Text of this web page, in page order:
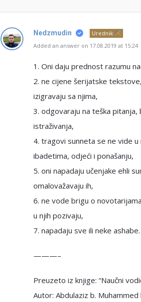
Nedzmudin
Urednik
Added an answer on 17.08.2019 at 15:24
1. Oni daju prednost razumu
2. ne cijene šerijatske
izigravaju sa njima,
3. odgovaraju na teška pitanja,
istraživanja,
4. tragovi sunneta se ne vide u
ibadetima, odjeći i ponašanju,
5. oni napadaju učenjake ehli
omalovažavaju ih,
6. ne vode brigu o
u njih pozivaju,
7. napadaju sve ili neke ashabe.
———–
Preuzeto iz knjige: “Naučni
Autor: Abdulaziz b. Muhammed